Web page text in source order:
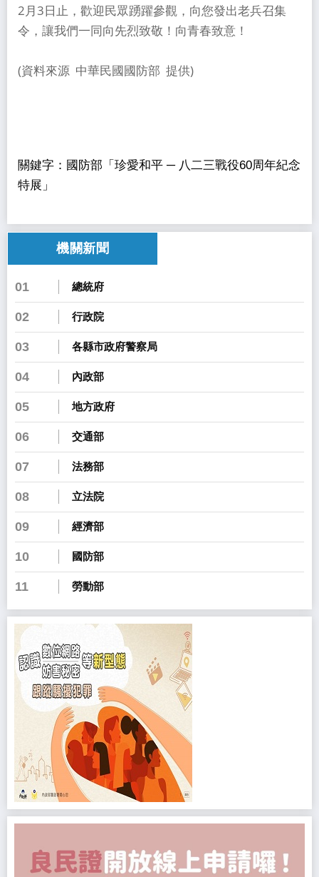
2月3日止，歡迎民眾踴躍參觀，向您發出老兵召集
令，讓我們一同向先烈致敬！向青春致意！
(資料來源 中華民國國防部 提供)
關鍵字：國防部「珍愛和平 ─ 八二三戰役60周年紀念
特展」
機關新聞
01 總統府
02 行政院
03 各縣市政府警察局
04 內政部
05 地方政府
06 交通部
07 法務部
08 立法院
09 經濟部
10 國防部
11 勞動部